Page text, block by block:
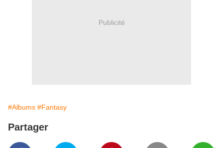
Publicité
#Albums #Fantasy
Partager